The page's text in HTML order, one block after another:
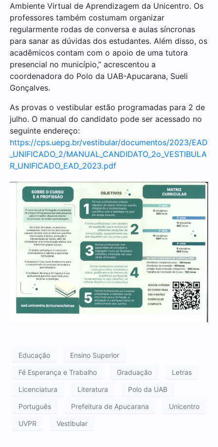
Ambiente Virtual de Aprendizagem da Unicentro. Os
professores também costumam organizar
regularmente rodas de conversa e aulas síncronas
para sanar as dúvidas dos estudantes. Além disso, os
acadêmicos contam com o apoio de uma tutora
presencial no município,” acrescentou a
coordenadora do Polo da UAB-Apucarana, Sueli
Gonçalves.
As provas o vestibular estão programadas para 2 de
julho. O manual do candidato pode ser acessado no
seguinte endereço:
https://cps.uepg.br/vestibular/documentos/2023/EAD
_UNIFICADO_2/MANUAL_CANDIDATO_2o_VESTIBULA
R_UNIFICADO_EAD_2023.pdf
Educação Ensino Superior
Fé Esperança e Trabalho Graduação Letras
Licenciatura Literatura Polo da UAB
Português Prefeitura de Apucarana Unicentro
UVPR Vestibular